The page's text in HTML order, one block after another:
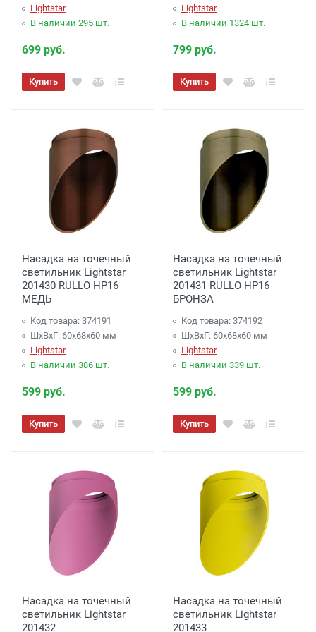
заказ менее 3000 рублей. -100 рублей
Акция: Доставка до: Малоярославец,
заказе более 3000 рублей), до подъезда;
Акция: Доставка до: Наро-Фоминск,
Апрелевка, п.Селятино, п.Московский -
Бесплатно
(при заказе более 7000 рублей),
до подъезда;
менее 7000 рублей. -
300 рублей
Компании- (для Регионов)Подробнее
Lightstar
В наличии 295 шт.
699 руб.
Купить
Lightstar
В наличии 1324 шт.
799 руб.
Купить
Насадка на точечный
светильник Lightstar
201430 RULLO HP16
МЕДЬ
Код товара: 374191
ШхВхГ: 60x68x60 мм
Lightstar
В наличии 386 шт.
599 руб.
Купить
Насадка на точечный
светильник Lightstar
201431 RULLO HP16
БРОНЗА
Код товара: 374192
ШхВхГ: 60x68x60 мм
Lightstar
В наличии 339 шт.
599 руб.
Купить
Насадка на точечный
светильник Lightstar
201432
Насадка на точечный
светильник Lightstar
201433